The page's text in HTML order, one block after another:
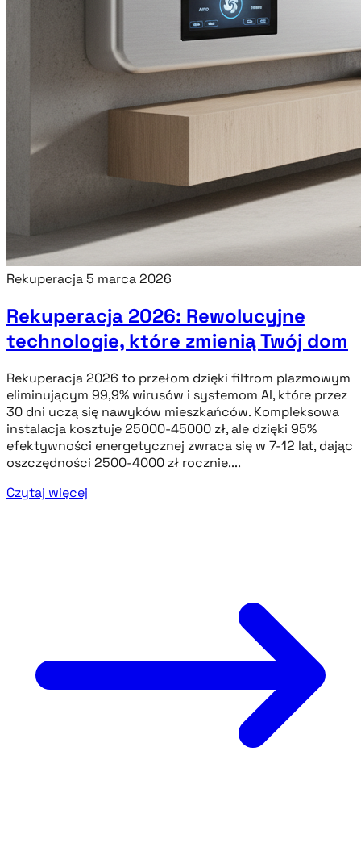
Rekuperacja5 marca 2026
Rekuperacja 2026: Rewolucyjne
technologie, które zmienią Twój dom
Rekuperacja 2026 to przełom dzięki filtrom plazmowym
eliminującym 99,9% wirusów i systemom AI, które przez
30 dni uczą się nawyków mieszkańców. Kompleksowa
instalacja kosztuje 25000-45000 zł, ale dzięki 95%
efektywności energetycznej zwraca się w 7-12 lat, dając
oszczędności 2500-4000 zł rocznie....
Czytaj więcej